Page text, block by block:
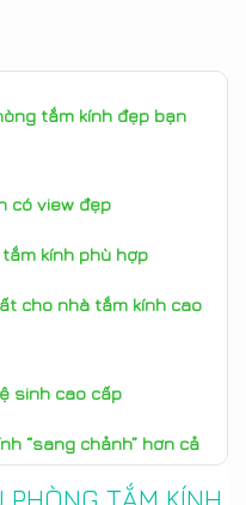
tắm kính đẹp bạn
có view đẹp
kính phù hợp
cho nhà tắm kính cao
sinh cao cấp
“sang chảnh” hơn cả